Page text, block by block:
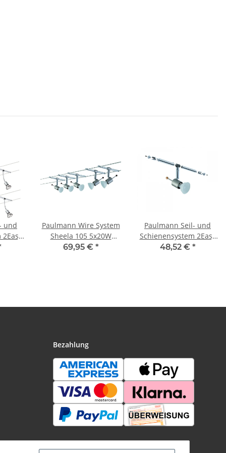
und
Paulmann Wire System
Sheela 105 5x20W
GU5,3 Nickel satiniert
69,95 € *
Paulmann Seil- und
Schienensystem 2Easy
Spot Sheela 5x20W
48,52 € *
Bezahlung